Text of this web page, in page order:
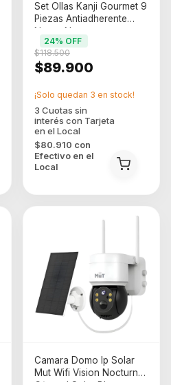
Set Ollas Kanji Gourmet 9
Piezas Antiadherente
Negro Negro
$89.900
$118.500
24% OFF
$80.910 con
Efectivo en el
Local
¡Solo quedan 3 en stock!
Camara Domo Ip Solar
Mut Wifi Vision Nocturna